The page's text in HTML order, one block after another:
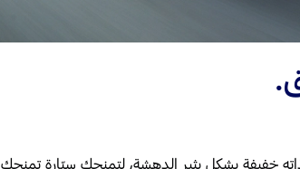
خفيفة بشكلٍ يثير الدهشة، لتمنحك سيّارة تمنحك